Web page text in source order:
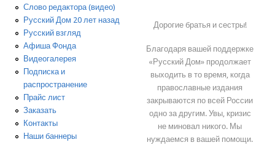
Слово редактора (видео)
Русский Дом 20 лет назад
Русский взгляд
Афиша Фонда
Видеогалерея
Подписка и
распространение
Прайс лист
Заказать
Контакты
Наши баннеры
Дорогие братья и сестры!
Благодаря вашей поддержке
«Русский Дом» продолжает
выходить в то время, когда
православные издания
закрываются по всей России
одно за другим. Увы, кризис
не миновал никого. Мы
нуждаемся в вашей помощи.